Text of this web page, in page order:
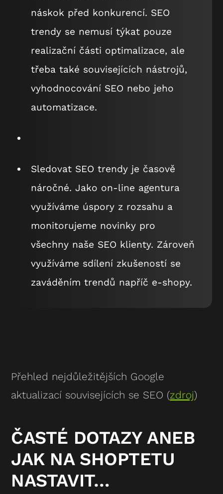
náskok před konkurencí. SEO
trendy se nemusí týkat pouze
realizační části optimalizace, ale
třeba také souvisejících nástrojů,
vyhodnocování SEO nebo jeho
automatizace.
Sledovat SEO trendy je časově
náročné. Jako on-line agentura
využíváme úspory z rozsahu a
monitorujeme novinky pro
všechny naše SEO klienty. Zároveň
využíváme sdílení zkušeností se
zaváděním trendů napříč e-shopy.
Přehled nejdůležitějších Google
aktualizací souvisejících se SEO (zdroj)
ČASTÉ DOTAZY ANEB
JAK NA SHOPTETU
NASTAVIT…